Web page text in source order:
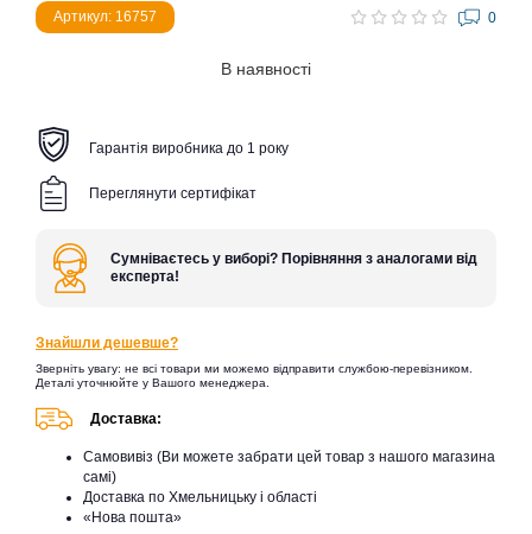
Артикул: 16757 0
В наявності
Гарантія виробника до 1 року
Переглянути сертифікат
Сумніваєтесь у виборі? Порівняння з аналогами від
експерта!
Знайшли дешевше?
Зверніть увагу: не всі товари ми можемо відправити службою-перевізником.
Деталі уточнюйте у Вашого менеджера.
Доставка:
Самовивіз (Ви можете забрати цей товар з нашого магазина
самі)
Доставка по Хмельницьку і області
«Нова пошта»